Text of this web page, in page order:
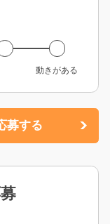
動きがある
募する